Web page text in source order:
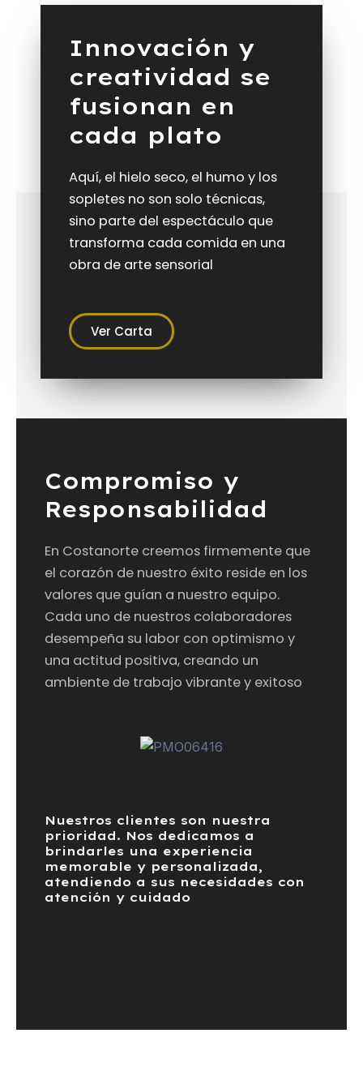
Innovación y
creatividad se
fusionan en
cada plato
Aquí, el hielo seco, el humo y los
sopletes no son solo técnicas,
sino parte del espectáculo que
transforma cada comida en una
obra de arte sensorial
Ver Carta
Compromiso y
Responsabilidad
En Costanorte creemos firmemente que
el corazón de nuestro éxito reside en los
valores que guían a nuestro equipo.
Cada uno de nuestros colaboradores
desempeña su labor con optimismo y
una actitud positiva, creando un
ambiente de trabajo vibrante y exitoso
Nuestros clientes son nuestra
prioridad. Nos dedicamos a
brindarles una experiencia
memorable y personalizada,
atendiendo a sus necesidades con
atención y cuidado